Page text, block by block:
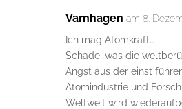
Varnhagen am 8.
Ich mag Atomkraft…
Schade, was die
Angst aus der einst
Atomindustrie und
Weltweit wird